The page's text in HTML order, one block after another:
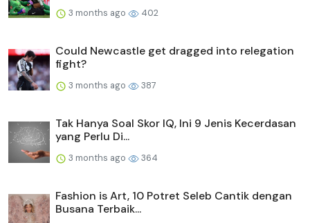
3 months ago 402
Could Newcastle get dragged into relegation
fight?
3 months ago 387
Tak Hanya Soal Skor IQ, Ini 9 Jenis Kecerdasan
yang Perlu Di...
3 months ago 364
Fashion is Art, 10 Potret Seleb Cantik dengan
Busana Terbaik...